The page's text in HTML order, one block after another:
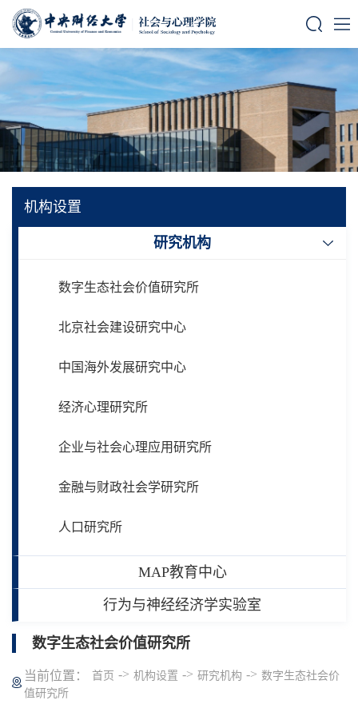
机构设置
研究机构
数字生态社会价值研究所
北京社会建设研究中心
中国海外发展研究中心
经济心理研究所
企业与社会心理应用研究所
金融与财政社会学研究所
人口研究所
MAP教育中心
行为与神经经济学实验室
数字生态社会价值研究所
当前位置： 首页 -> 机构设置 -> 研究机构 -> 数字生态社会价
值研究所